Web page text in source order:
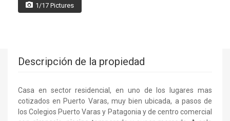
1/17 Pictures
Descripción de la propiedad
Casa en sector residencial, en uno de los lugares mas
cotizados en Puerto Varas, muy bien ubicada, a pasos de
los Colegios Puerto Varas y Patagonia y de centro comercial